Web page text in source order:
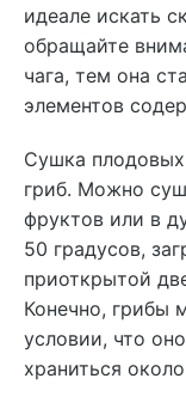
идеале искать
обращайте
чага, тем она
элементов
Сушка
гриб. Можно
фруктов или в
50 градусов,
приоткрытой
Конечно, грибы
условии, что
храниться